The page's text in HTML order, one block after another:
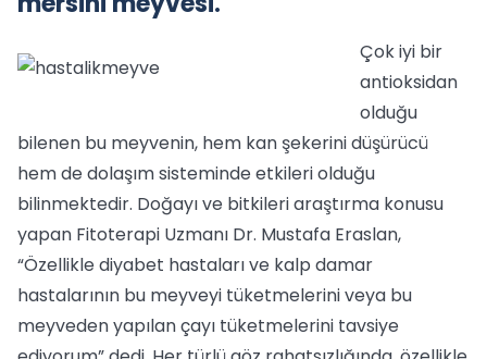
Çok iyi bir
antioksidan
olduğu
bilenen bu meyvenin, hem kan şekerini düşürücü
hem de dolaşım sisteminde etkileri olduğu
bilinmektedir. Doğayı ve bitkileri araştırma konusu
yapan Fitoterapi Uzmanı Dr. Mustafa Eraslan,
“Özellikle diyabet hastaları ve kalp damar
hastalarının bu meyveyi tüketmelerini veya bu
meyveden yapılan çayı tüketmelerini tavsiye